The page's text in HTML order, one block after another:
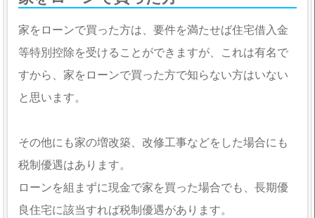
家をローンで買った方は、要件を満たせば住宅借入金
等特別控除を受けることができますが、これは有名で
すから、家をローンで買った方で知らない方はいない
と思います。
その他にも家の増改築、改修工事などをした場合にも
税制優遇はあります。
ローンを組まずに現金で家を買った場合でも、長期優
良住宅に該当すれば税制優遇があります。